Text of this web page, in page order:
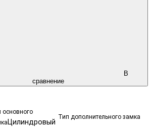
В
сравнение
основного
Цилиндровый
Тип дополнительного замка